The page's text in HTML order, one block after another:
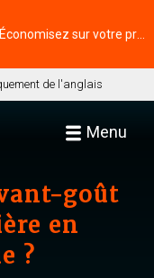
de l'anglais
Menu
goût
en
?